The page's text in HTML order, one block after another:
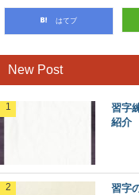
はてブ
New Post
習字
紹介
習字